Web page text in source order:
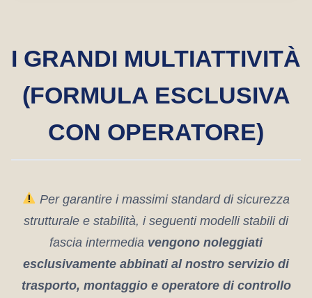
I GRANDI MULTIATTIVITÀ
(FORMULA ESCLUSIVA
CON OPERATORE)
Per garantire i massimi standard di sicurezza
strutturale e stabilità, i seguenti modelli stabili di
fascia intermedia vengono noleggiati
esclusivamente abbinati al nostro servizio di
trasporto, montaggio e operatore di controllo